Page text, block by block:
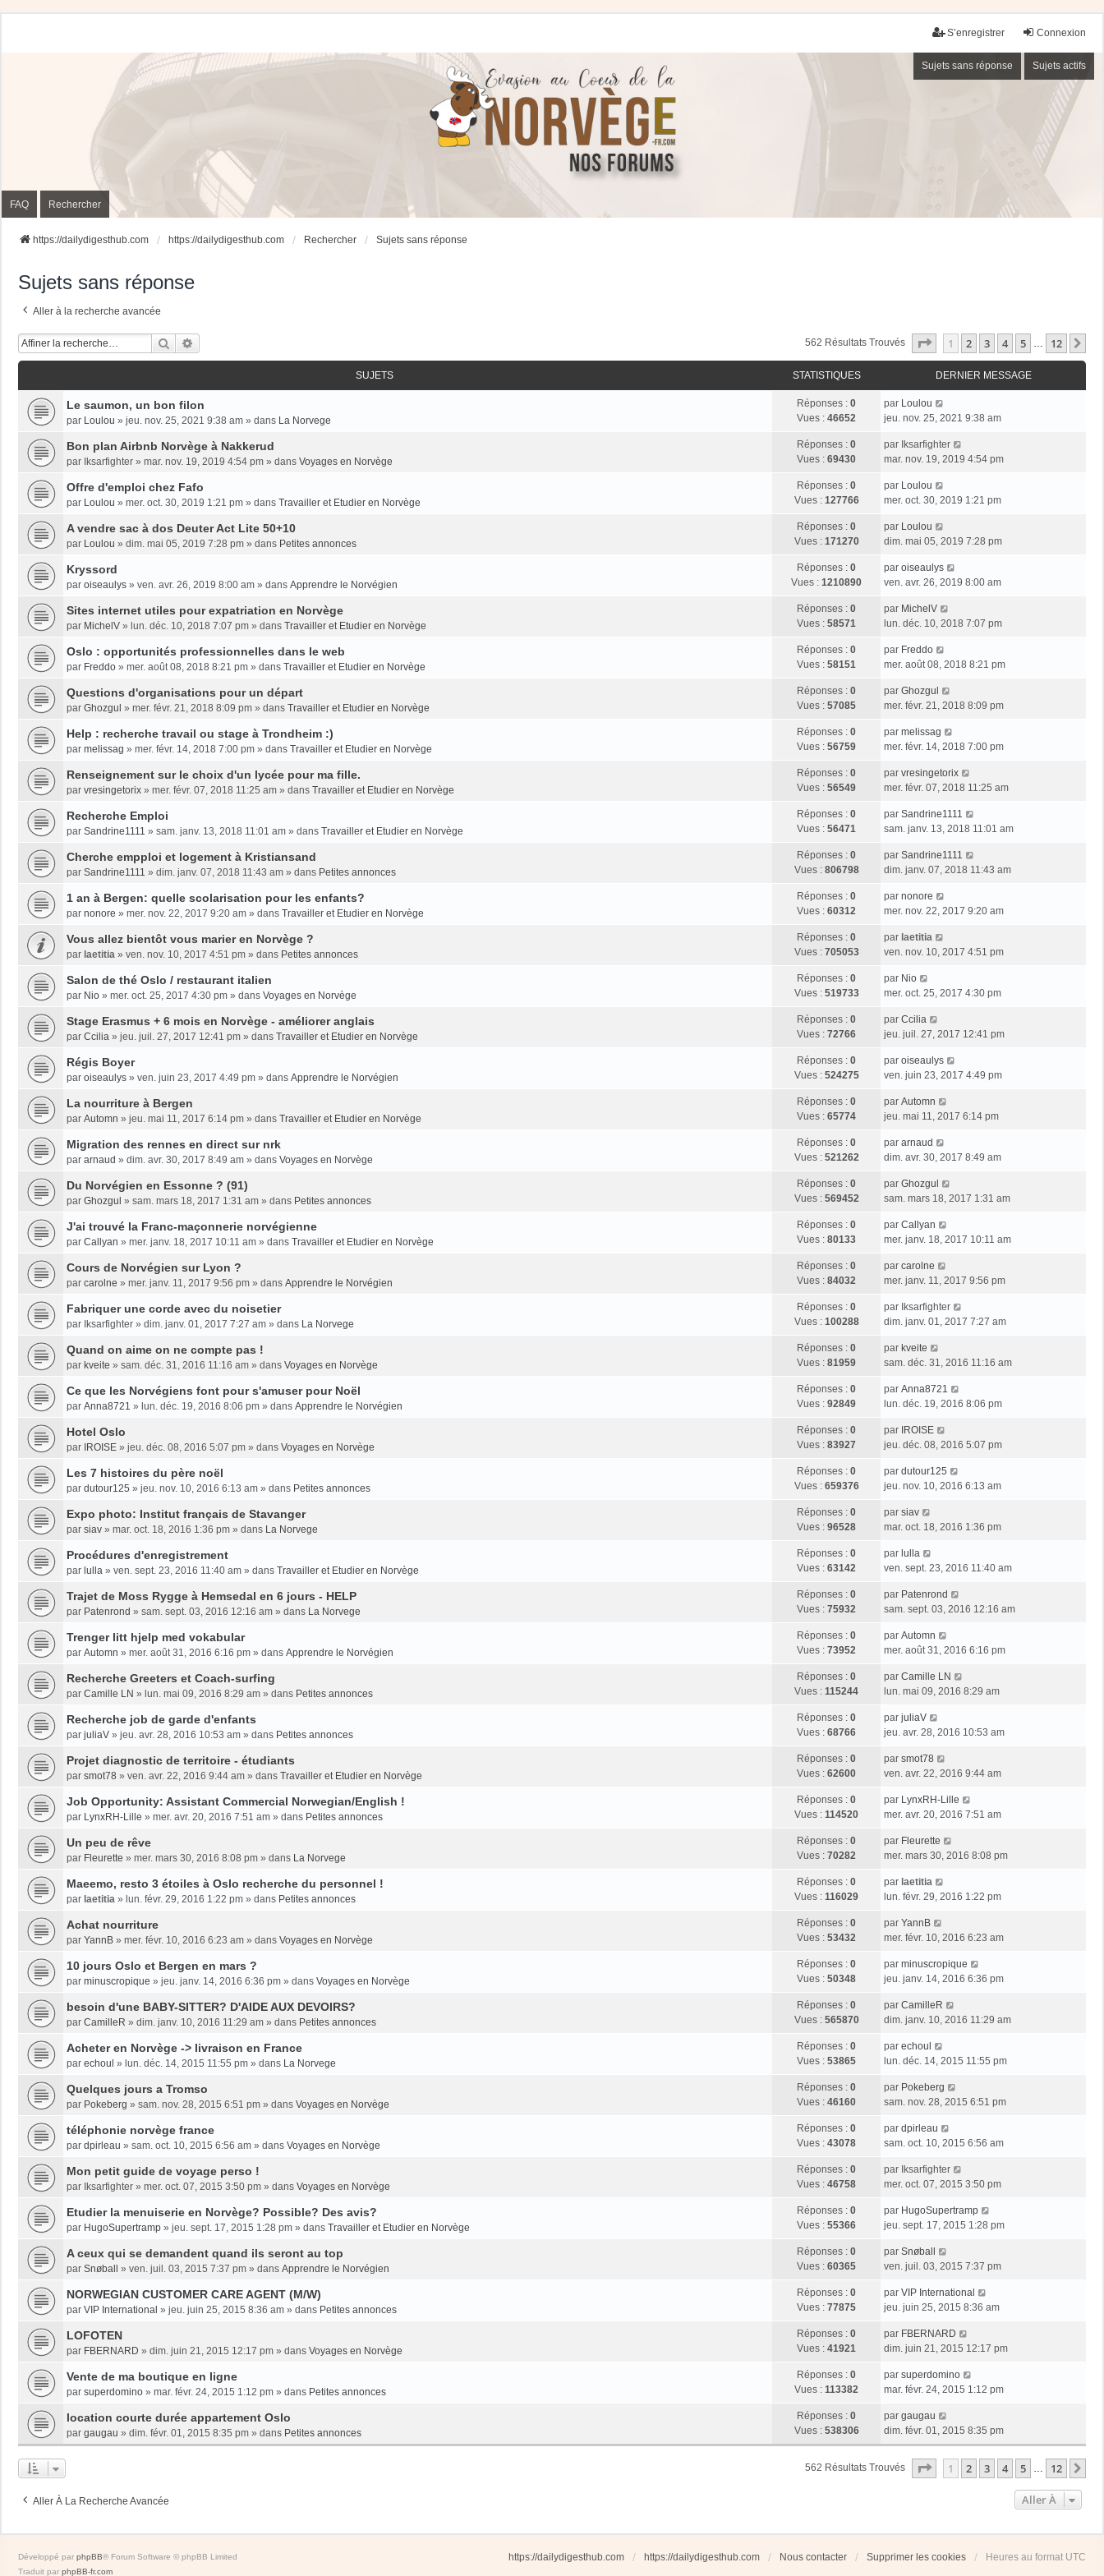
Connexion
S’enregistrer
Sujets sans réponse Sujets actifs
FAQ Rechercher
https://dailydigesthub.com https://dailydigesthub.com Rechercher Sujets sans réponse
Sujets sans réponse
Aller à la recherche avancée
Rechercher 562 Résultats Trouvés Page Sur12
1 2 3 4 5 … 12
SUJETS STATISTIQUES DERNIER MESSAGE
Le saumon, un bon filon
par Loulou » jeu. nov. 25, 2021 9:38 am » dans La Norvege
Réponses : 0
Vues : 46652
par Loulou
jeu. nov. 25, 2021 9:38 am
Bon plan Airbnb Norvège à Nakkerud
par Iksarfighter » mar. nov. 19, 2019 4:54 pm » dans Voyages en Norvège
Réponses : 0
Vues : 69430
par Iksarfighter
mar. nov. 19, 2019 4:54 pm
Offre d'emploi chez Fafo
par Loulou » mer. oct. 30, 2019 1:21 pm » dans Travailler et Etudier en Norvège
Réponses : 0
Vues : 127766
par Loulou
mer. oct. 30, 2019 1:21 pm
A vendre sac à dos Deuter Act Lite 50+10
par Loulou » dim. mai 05, 2019 7:28 pm » dans Petites annonces
Réponses : 0
Vues : 171270
par Loulou
dim. mai 05, 2019 7:28 pm
Kryssord
par oiseaulys » ven. avr. 26, 2019 8:00 am » dans Apprendre le Norvégien
Réponses : 0
Vues : 1210890
par oiseaulys
ven. avr. 26, 2019 8:00 am
Sites internet utiles pour expatriation en Norvège
par MichelV » lun. déc. 10, 2018 7:07 pm » dans Travailler et Etudier en Norvège
Réponses : 0
Vues : 58571
par MichelV
lun. déc. 10, 2018 7:07 pm
Oslo : opportunités professionnelles dans le web
par Freddo » mer. août 08, 2018 8:21 pm » dans Travailler et Etudier en Norvège
Réponses : 0
Vues : 58151
par Freddo
mer. août 08, 2018 8:21 pm
Questions d'organisations pour un départ
par Ghozgul » mer. févr. 21, 2018 8:09 pm » dans Travailler et Etudier en Norvège
Réponses : 0
Vues : 57085
par Ghozgul
mer. févr. 21, 2018 8:09 pm
Help : recherche travail ou stage à Trondheim :)
par melissag » mer. févr. 14, 2018 7:00 pm » dans Travailler et Etudier en Norvège
Réponses : 0
Vues : 56759
par melissag
mer. févr. 14, 2018 7:00 pm
Renseignement sur le choix d'un lycée pour ma fille.
par vresingetorix » mer. févr. 07, 2018 11:25 am » dans Travailler et Etudier en Norvège
Réponses : 0
Vues : 56549
par vresingetorix
mer. févr. 07, 2018 11:25 am
Recherche Emploi
par Sandrine1111 » sam. janv. 13, 2018 11:01 am » dans Travailler et Etudier en Norvège
Réponses : 0
Vues : 56471
par Sandrine1111
sam. janv. 13, 2018 11:01 am
Cherche empploi et logement à Kristiansand
par Sandrine1111 » dim. janv. 07, 2018 11:43 am » dans Petites annonces
Réponses : 0
Vues : 806798
par Sandrine1111
dim. janv. 07, 2018 11:43 am
1 an à Bergen: quelle scolarisation pour les enfants?
par nonore » mer. nov. 22, 2017 9:20 am » dans Travailler et Etudier en Norvège
Réponses : 0
Vues : 60312
par nonore
mer. nov. 22, 2017 9:20 am
Vous allez bientôt vous marier en Norvège ?
par laetitia » ven. nov. 10, 2017 4:51 pm » dans Petites annonces
Réponses : 0
Vues : 705053
par laetitia
ven. nov. 10, 2017 4:51 pm
Salon de thé Oslo / restaurant italien
par Nio » mer. oct. 25, 2017 4:30 pm » dans Voyages en Norvège
Réponses : 0
Vues : 519733
par Nio
mer. oct. 25, 2017 4:30 pm
Stage Erasmus + 6 mois en Norvège - améliorer anglais
par Ccilia » jeu. juil. 27, 2017 12:41 pm » dans Travailler et Etudier en Norvège
Réponses : 0
Vues : 72766
par Ccilia
jeu. juil. 27, 2017 12:41 pm
Régis Boyer
par oiseaulys » ven. juin 23, 2017 4:49 pm » dans Apprendre le Norvégien
Réponses : 0
Vues : 524275
par oiseaulys
ven. juin 23, 2017 4:49 pm
La nourriture à Bergen
par Automn » jeu. mai 11, 2017 6:14 pm » dans Travailler et Etudier en Norvège
Réponses : 0
Vues : 65774
par Automn
jeu. mai 11, 2017 6:14 pm
Migration des rennes en direct sur nrk
par arnaud » dim. avr. 30, 2017 8:49 am » dans Voyages en Norvège
Réponses : 0
Vues : 521262
par arnaud
dim. avr. 30, 2017 8:49 am
Du Norvégien en Essonne ? (91)
par Ghozgul » sam. mars 18, 2017 1:31 am » dans Petites annonces
Réponses : 0
Vues : 569452
par Ghozgul
sam. mars 18, 2017 1:31 am
J'ai trouvé la Franc-maçonnerie norvégienne
par Callyan » mer. janv. 18, 2017 10:11 am » dans Travailler et Etudier en Norvège
Réponses : 0
Vues : 80133
par Callyan
mer. janv. 18, 2017 10:11 am
Cours de Norvégien sur Lyon ?
par carolne » mer. janv. 11, 2017 9:56 pm » dans Apprendre le Norvégien
Réponses : 0
Vues : 84032
par carolne
mer. janv. 11, 2017 9:56 pm
Fabriquer une corde avec du noisetier
par Iksarfighter » dim. janv. 01, 2017 7:27 am » dans La Norvege
Réponses : 0
Vues : 100288
par Iksarfighter
dim. janv. 01, 2017 7:27 am
Quand on aime on ne compte pas !
par kveite » sam. déc. 31, 2016 11:16 am » dans Voyages en Norvège
Réponses : 0
Vues : 81959
par kveite
sam. déc. 31, 2016 11:16 am
Ce que les Norvégiens font pour s'amuser pour Noël
par Anna8721 » lun. déc. 19, 2016 8:06 pm » dans Apprendre le Norvégien
Réponses : 0
Vues : 92849
par Anna8721
lun. déc. 19, 2016 8:06 pm
Hotel Oslo
par IROISE » jeu. déc. 08, 2016 5:07 pm » dans Voyages en Norvège
Réponses : 0
Vues : 83927
par IROISE
jeu. déc. 08, 2016 5:07 pm
Les 7 histoires du père noël
par dutour125 » jeu. nov. 10, 2016 6:13 am » dans Petites annonces
Réponses : 0
Vues : 659376
par dutour125
jeu. nov. 10, 2016 6:13 am
Expo photo: Institut français de Stavanger
par siav » mar. oct. 18, 2016 1:36 pm » dans La Norvege
Réponses : 0
Vues : 96528
par siav
mar. oct. 18, 2016 1:36 pm
Procédures d'enregistrement
par lulla » ven. sept. 23, 2016 11:40 am » dans Travailler et Etudier en Norvège
Réponses : 0
Vues : 63142
par lulla
ven. sept. 23, 2016 11:40 am
Trajet de Moss Rygge à Hemsedal en 6 jours - HELP
par Patenrond » sam. sept. 03, 2016 12:16 am » dans La Norvege
Réponses : 0
Vues : 75932
par Patenrond
sam. sept. 03, 2016 12:16 am
Trenger litt hjelp med vokabular
par Automn » mer. août 31, 2016 6:16 pm » dans Apprendre le Norvégien
Réponses : 0
Vues : 73952
par Automn
mer. août 31, 2016 6:16 pm
Recherche Greeters et Coach-surfing
par Camille LN » lun. mai 09, 2016 8:29 am » dans Petites annonces
Réponses : 0
Vues : 115244
par Camille LN
lun. mai 09, 2016 8:29 am
Recherche job de garde d'enfants
par juliaV » jeu. avr. 28, 2016 10:53 am » dans Petites annonces
Réponses : 0
Vues : 68766
par juliaV
jeu. avr. 28, 2016 10:53 am
Projet diagnostic de territoire - étudiants
par smot78 » ven. avr. 22, 2016 9:44 am » dans Travailler et Etudier en Norvège
Réponses : 0
Vues : 62600
par smot78
ven. avr. 22, 2016 9:44 am
Job Opportunity: Assistant Commercial Norwegian/English !
par LynxRH-Lille » mer. avr. 20, 2016 7:51 am » dans Petites annonces
Réponses : 0
Vues : 114520
par LynxRH-Lille
mer. avr. 20, 2016 7:51 am
Un peu de rêve
par Fleurette » mer. mars 30, 2016 8:08 pm » dans La Norvege
Réponses : 0
Vues : 70282
par Fleurette
mer. mars 30, 2016 8:08 pm
Maeemo, resto 3 étoiles à Oslo recherche du personnel !
par laetitia » lun. févr. 29, 2016 1:22 pm » dans Petites annonces
Réponses : 0
Vues : 116029
par laetitia
lun. févr. 29, 2016 1:22 pm
Achat nourriture
par YannB » mer. févr. 10, 2016 6:23 am » dans Voyages en Norvège
Réponses : 0
Vues : 53432
par YannB
mer. févr. 10, 2016 6:23 am
10 jours Oslo et Bergen en mars ?
par minuscropique » jeu. janv. 14, 2016 6:36 pm » dans Voyages en Norvège
Réponses : 0
Vues : 50348
par minuscropique
jeu. janv. 14, 2016 6:36 pm
besoin d'une BABY-SITTER? D'AIDE AUX DEVOIRS?
par CamilleR » dim. janv. 10, 2016 11:29 am » dans Petites annonces
Réponses : 0
Vues : 565870
par CamilleR
dim. janv. 10, 2016 11:29 am
Acheter en Norvège -> livraison en France
par echoul » lun. déc. 14, 2015 11:55 pm » dans La Norvege
Réponses : 0
Vues : 53865
par echoul
lun. déc. 14, 2015 11:55 pm
Quelques jours a Tromso
par Pokeberg » sam. nov. 28, 2015 6:51 pm » dans Voyages en Norvège
Réponses : 0
Vues : 46160
par Pokeberg
sam. nov. 28, 2015 6:51 pm
téléphonie norvège france
par dpirleau » sam. oct. 10, 2015 6:56 am » dans Voyages en Norvège
Réponses : 0
Vues : 43078
par dpirleau
sam. oct. 10, 2015 6:56 am
Mon petit guide de voyage perso !
par Iksarfighter » mer. oct. 07, 2015 3:50 pm » dans Voyages en Norvège
Réponses : 0
Vues : 46758
par Iksarfighter
mer. oct. 07, 2015 3:50 pm
Etudier la menuiserie en Norvège? Possible? Des avis?
par HugoSupertramp » jeu. sept. 17, 2015 1:28 pm » dans Travailler et Etudier en Norvège
Réponses : 0
Vues : 55366
par HugoSupertramp
jeu. sept. 17, 2015 1:28 pm
A ceux qui se demandent quand ils seront au top
par Snøball » ven. juil. 03, 2015 7:37 pm » dans Apprendre le Norvégien
Réponses : 0
Vues : 60365
par Snøball
ven. juil. 03, 2015 7:37 pm
NORWEGIAN CUSTOMER CARE AGENT (M/W)
par VIP International » jeu. juin 25, 2015 8:36 am » dans Petites annonces
Réponses : 0
Vues : 77875
par VIP International
jeu. juin 25, 2015 8:36 am
LOFOTEN
par FBERNARD » dim. juin 21, 2015 12:17 pm » dans Voyages en Norvège
Réponses : 0
Vues : 41921
par FBERNARD
dim. juin 21, 2015 12:17 pm
Vente de ma boutique en ligne
par superdomino » mar. févr. 24, 2015 1:12 pm » dans Petites annonces
Réponses : 0
Vues : 113382
par superdomino
mar. févr. 24, 2015 1:12 pm
location courte durée appartement Oslo
par gaugau » dim. févr. 01, 2015 8:35 pm » dans Petites annonces
Réponses : 0
Vues : 538306
par gaugau
dim. févr. 01, 2015 8:35 pm
562 Résultats Trouvés Page Sur12
1 2 3 4 5 … 12
Aller À La Recherche Avancée Aller À
https://dailydigesthub.com https://dailydigesthub.com Nous contacter Supprimer les cookies Heures au format UTC
Développé par phpBB® Forum Software © phpBB Limited
Traduit par phpBB-fr.com